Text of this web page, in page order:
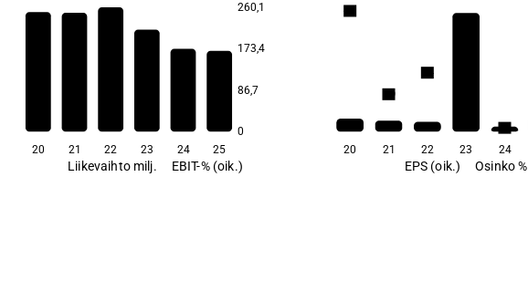
260,1
173,4
86,7
0
20 21 22 23 24 25
Liikevaihto milj. EBIT-% (oik.)
4,9
2,9
3,4
2,1
20 21 22 23 24
EPS (oik.) Osinko %